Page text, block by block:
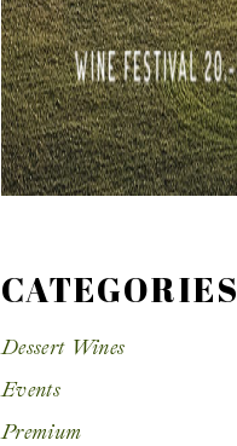
CATEGORIES
Dessert Wines
Events
Premium